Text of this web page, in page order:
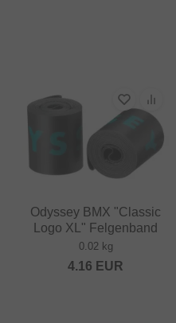
Odyssey BMX "Classic
Logo XL" Felgenband
0.02 kg
4.16 EUR